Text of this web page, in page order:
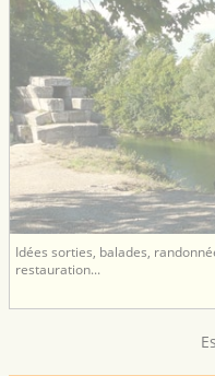
Idées sorties, balades,
restauration...